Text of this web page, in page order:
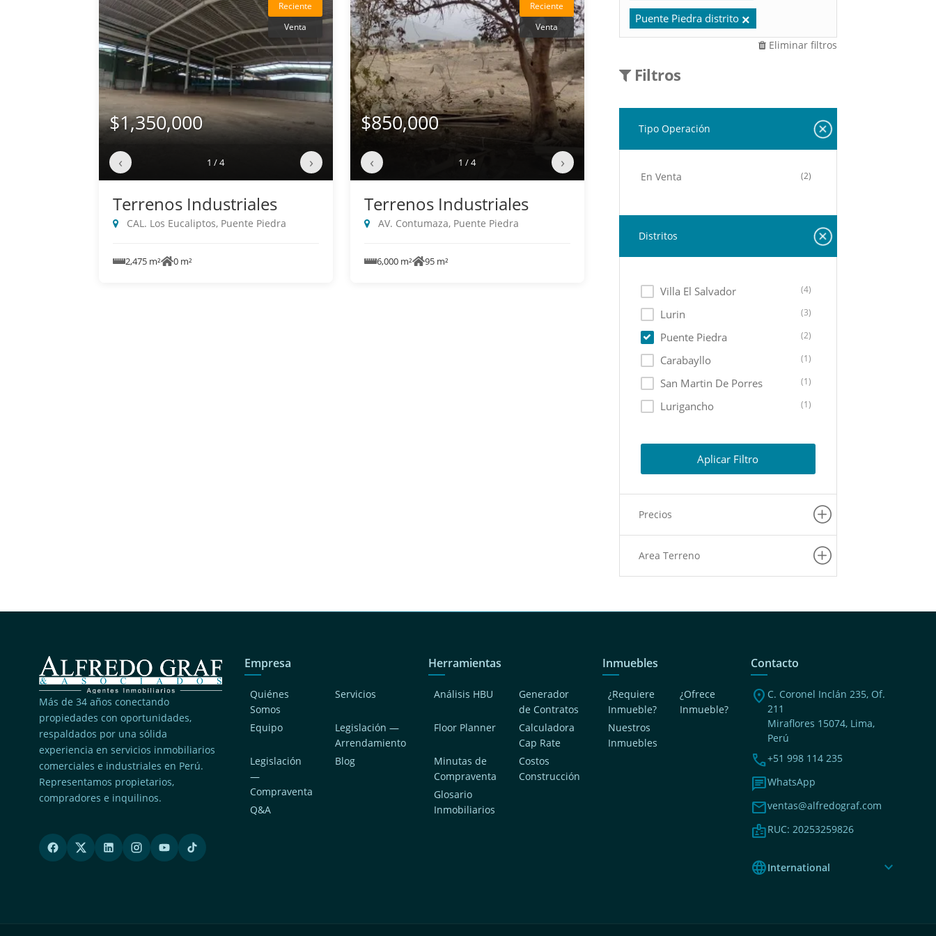
Reciente
Venta
$1,350,000
‹ 1 / 4 ›
Terrenos Industriales
CAL. Los Eucaliptos, Puente Piedra
2,475 m² 0 m²
Reciente
Venta
$850,000
‹ 1 / 4 ›
Terrenos Industriales
AV. Contumaza, Puente Piedra
6,000 m² 95 m²
Puente Piedra distrito
Eliminar filtros
Filtros
Tipo Operación
En Venta (2)
Distritos
Villa El Salvador (4)
Lurin (3)
Puente Piedra (2)
Carabayllo (1)
San Martin De Porres (1)
Lurigancho (1)
Aplicar Filtro
Precios
Area Terreno
Más de 34 años conectando
propiedades con oportunidades,
respaldados por una sólida
experiencia en servicios inmobiliarios
comerciales e industriales en Perú.
Representamos propietarios,
compradores e inquilinos.
Empresa
Quiénes
Somos
Servicios
Equipo
Legislación —
Arrendamiento
Legislación
—
Compraventa
Blog
Q&A
Herramientas
Análisis HBU
Generador
de Contratos
Floor Planner
Calculadora
Cap Rate
Minutas de
Compraventa
Costos
Construcción
Glosario
Inmobiliarios
Inmuebles
¿Requiere
Inmueble?
¿Ofrece
Inmueble?
Nuestros
Inmuebles
Contacto
location_on C. Coronel Inclán 235, Of.
211
Miraflores 15074, Lima,
Perú
phone+51 998 114 235
chatWhatsApp
mailventas@alfredograf.com
badgeRUC: 20253259826
languageInternational expand_more